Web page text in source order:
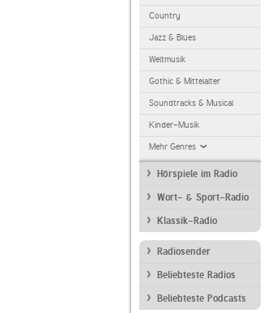
Country
Jazz & Blues
Weltmusik
Gothic & Mittelalter
Soundtracks & Musical
Kinder-Musik
Mehr Genres
Hörspiele im Radio
Wort- & Sport-Radio
Klassik-Radio
Radiosender
Beliebteste Radios
Beliebteste Podcasts